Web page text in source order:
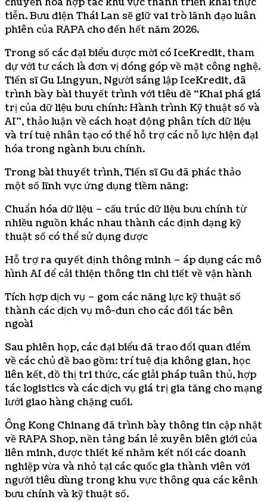
tiễn. Bưu điện Thái Lan sẽ giữ vai trò lãnh đạo luân
phiên của RAPA cho đến hết năm 2026.
Trong số các đại biểu được mời có IceKredit, tham
dự với tư cách là đơn vị đóng góp về mặt công nghệ.
Tiến sĩ Gu Lingyun, Người sáng lập IceKredit, đã
trình bày bài thuyết trình với tiêu đề “Khai phá giá
trị của dữ liệu bưu chính: Hành trình Kỹ thuật số và
AI”, thảo luận về cách hoạt động phân tích dữ liệu
và trí tuệ nhân tạo có thể hỗ trợ các nỗ lực hiện đại
hóa trong ngành bưu chính.
Trong bài thuyết trình, Tiến sĩ Gu đã phác thảo
một số lĩnh vực ứng dụng tiềm năng:
Chuẩn hóa dữ liệu – cấu trúc dữ liệu bưu chính từ
nhiều nguồn khác nhau thành các định dạng kỹ
thuật số có thể sử dụng được
Hỗ trợ ra quyết định thông minh – áp dụng các mô
hình AI để cải thiện thông tin chi tiết về vận hành
Tích hợp dịch vụ – gom các năng lực kỹ thuật số
thành các dịch vụ mô-đun cho các đối tác bên
ngoài
Sau phiên họp, các đại biểu đã trao đổi quan điểm
về các chủ đề bao gồm: trí tuệ địa không gian, học
liên kết, đồ thị tri thức, các giải pháp tuân thủ, hợp
tác logistics và các dịch vụ giá trị gia tăng cho mạng
lưới giao hàng chặng cuối.
Ông Kong Chinang đã trình bày thông tin cập nhật
về RAPA Shop, nền tảng bán lẻ xuyên biên giới của
liên minh, được thiết kế nhằm kết nối các doanh
nghiệp vừa và nhỏ tại các quốc gia thành viên với
người tiêu dùng trong khu vực thông qua các kênh
bưu chính và kỹ thuật số.